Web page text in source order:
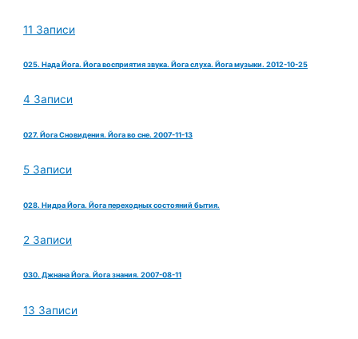
11 Записи
025. Нада Йога. Йога восприятия звука. Йога слуха. Йога музыки. 2012-10-25
4 Записи
027. Йога Сновидения. Йога во сне. 2007-11-13
5 Записи
028. Нидра Йога. Йога переходных состояний бытия.
2 Записи
030. Джнана Йога. Йога знания. 2007-08-11
13 Записи